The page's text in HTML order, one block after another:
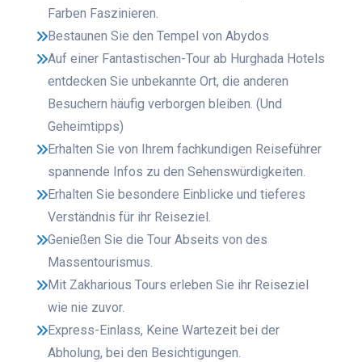
Farben Faszinieren.
Bestaunen Sie den Tempel von Abydos
Auf einer Fantastischen-Tour ab Hurghada Hotels
entdecken Sie unbekannte Ort, die anderen
Besuchern häufig verborgen bleiben. (Und
Geheimtipps)
Erhalten Sie von Ihrem fachkundigen Reiseführer
spannende Infos zu den Sehenswürdigkeiten.
Erhalten Sie besondere Einblicke und tieferes
Verständnis für ihr Reiseziel.
Genießen Sie die Tour Abseits von des
Massentourismus.
Mit Zakharious Tours erleben Sie ihr Reiseziel
wie nie zuvor.
Express-Einlass, Keine Wartezeit bei der
Abholung, bei den Besichtigungen.